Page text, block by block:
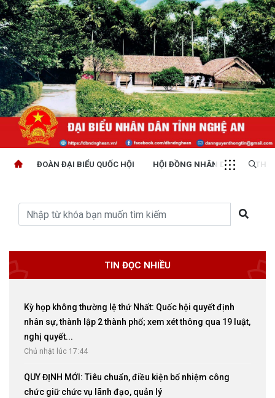
ĐOÀN ĐẠI BIỂU QUỐC HỘI HỘI ĐỒNG NHÂN DÂN
TIN ĐỌC NHIỀU
Kỳ họp không thường lệ thứ Nhất: Quốc hội quyết định
nhân sự, thành lập 2 thành phố; xem xét thông qua 19 luật,
nghị quyết...
Chủ nhật lúc 17:44
QUY ĐỊNH MỚI: Tiêu chuẩn, điều kiện bổ nhiệm công
chức giữ chức vụ lãnh đạo, quản lý